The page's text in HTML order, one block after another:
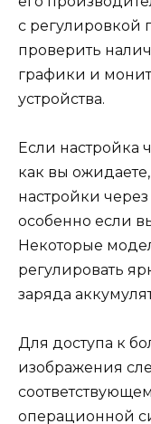
с регулировкой
проверить
графики и
устройства.
Если настройка
как вы
настройки
особенно если
Некоторые
регулировать
заряда
Для доступа к
изображения
операционной